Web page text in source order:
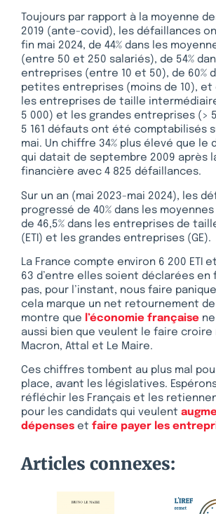
Toujours par rapport à la moyenne
2019 (ante-covid), les défaillances
fin mai 2024, de 44% dans les
(entre 50 et 250 salariés), de 54%
entreprises (entre 10 et 50), de 60%
petites entreprises (moins de 10), et
les entreprises de taille
5 000) et les grandes entreprises (>
5 161 défauts ont été comptabilisés
mai. Un chiffre 34% plus élevé que le
qui datait de septembre 2009 après
financière avec 4 825 défaillances.
Sur un an (mai 2023-mai 2024), les
progressé de 40% dans les
de 46,5% dans les entreprises de
(ETI) et les grandes entreprises (GE).
La France compte environ 6 200 ETI et
63 d’entre elles soient déclarées
pas, pour l’instant, nous faire
cela marque un net retournement
montre que l’économie française
aussi bien que veulent le faire croire
Macron, Attal et Le Maire.
Ces chiffres tombent au plus mal
place, avant les législatives.
réfléchir les Français et les
pour les candidats qui veulent
dépenses et faire payer les
Articles connexes: